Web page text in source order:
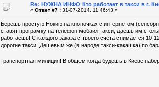
Re: НУЖНА ИНФО Кто работает в такси в г.
« Ответ #7 :31-07-2014, 11:46:43 »
Берешь простую Нокию на кнопочках с интернетом
ставят програмку на телефон мобаил такси, даешь им
работаешь! С каждого заказа с твоего счета снимается
дорогие такси! Дешёвым же (в народе такси-какашка) по
транспортная милиция! В общем когда будешь в Киеве